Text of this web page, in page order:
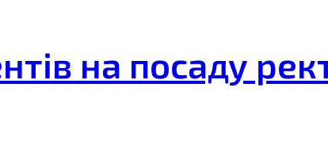
на посаду